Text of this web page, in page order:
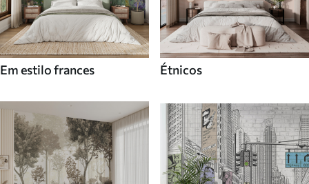
Em estilo frances Étnicos